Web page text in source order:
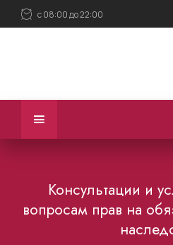
с 08:00 до 22:00
Консультации и
вопросам прав на